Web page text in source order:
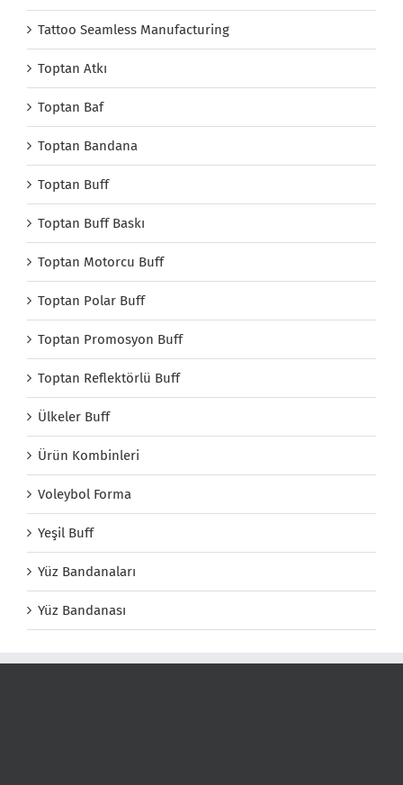
Tattoo Seamless Manufacturing
Toptan Atkı
Toptan Baf
Toptan Bandana
Toptan Buff
Toptan Buff Baskı
Toptan Motorcu Buff
Toptan Polar Buff
Toptan Promosyon Buff
Toptan Reflektörlü Buff
Ülkeler Buff
Ürün Kombinleri
Voleybol Forma
Yeşil Buff
Yüz Bandanaları
Yüz Bandanası